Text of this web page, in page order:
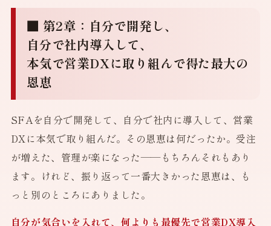
■ 第2章：自分で開発し、
自分で社内導入して、
本気で営業DXに取り組んで得た最大の
恩恵
SFAを自分で開発して、自分で社内に導入して、営業
DXに本気で取り組んだ。その恩恵は何だったか。受注
が増えた、管理が楽になった——もちろんそれもあり
ます。けれど、振り返って一番大きかった恩恵は、も
っと別のところにありました。
自分が気合いを入れて、何よりも最優先で営業DX導入